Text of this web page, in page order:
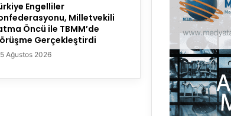
Engelliler
Milletvekili
Öncü ile TBMM’de
Gerçekleştirdi
5 Ağustos 2026